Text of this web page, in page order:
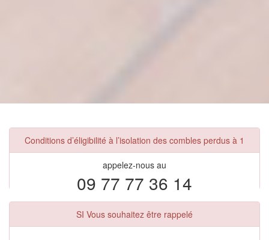
Conditions d’éligibilité à l’isolation des combles perdus à 1
appelez-nous au
09 77 77 36 14
SI Vous souhaitez être rappelé